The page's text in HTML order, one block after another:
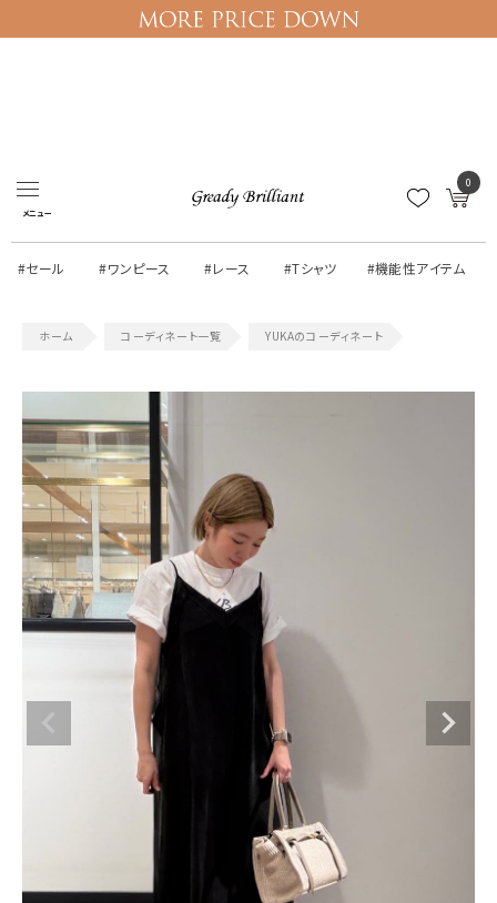
メニュー
0
マイページ
#セール #ワンピース #レース #Tシャツ #機能性アイテム
コーディネート一覧 YUKAのコーディネート